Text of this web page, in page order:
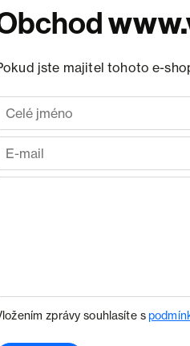
jste majitel tohoto e-
zprávy souhlasíte s